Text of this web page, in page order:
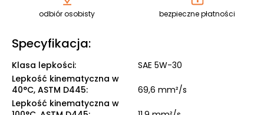
odbiór osobisty bezpieczne płatności
Specyfikacja:
Klasa lepkości:
SAE 5W-30
Lepkość kinematyczna w
40°C, ASTM D445:
69,6 mm²/s
Lepkość kinematyczna w